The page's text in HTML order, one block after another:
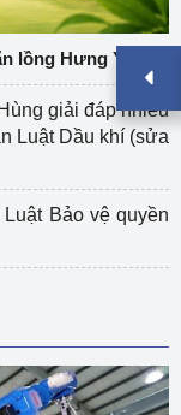
lồng Hưng Yên
giải đáp nhiều
Luật Dầu khí (sửa
Bảo vệ quyền